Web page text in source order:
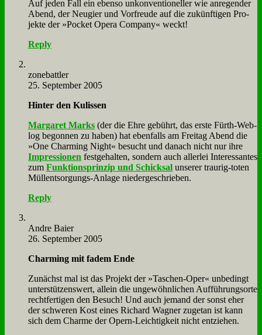
Auf je­den Fall ein eben­so un­kon­ven­tio­nel­ler wie an­re­gen­der
Abend, der Neu­gier und Vor­freu­de auf die zu­künf­ti­gen Pro­
jek­te der »Pocket Ope­ra Com­pa­ny« weckt!
Reply
zone­batt­ler
25. September 2005
Hin­ter den Ku­lis­sen
Mar­ga­ret Marks (der die Eh­re ge­bührt, das er­ste Fürth-Web­
log be­gon­nen zu ha­ben) hat eben­falls am Frei­tag Abend die
»One Char­ming Night« be­sucht und da­nach nicht nur ih­re
Im­pres­sio­nen fest­ge­hal­ten, son­dern auch al­ler­lei In­ter­es­san­tes
zum Funk­ti­ons­prin­zip und Schick­sal un­se­rer trau­rig-to­ten
Müll­ent­sor­gungs-An­la­ge nie­der­ge­schrie­ben.
Reply
And­re Bai­er
26. September 2005
Char­ming mit fa­dem En­de
Zu­nächst mal ist das Pro­jekt der »Ta­schen-Oper« un­be­dingt
un­ter­stüt­zens­wert, al­lein die un­ge­wöhn­li­chen Auf­füh­rungs­or­te
recht­fer­ti­gen den Be­such! Und auch je­mand der sonst eher
der schwe­ren Kost ei­nes Ri­chard Wag­ner zu­ge­tan ist kann
sich dem Charme der Opern-Leich­tig­keit nicht ent­zie­hen.